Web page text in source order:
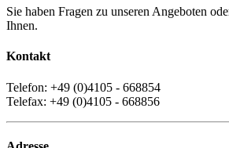
Sie haben Fragen zu unseren Angeboten
Ihnen.
Kontakt
Telefon: +49 (0)4105 - 668854
Telefax: +49 (0)4105 - 668856